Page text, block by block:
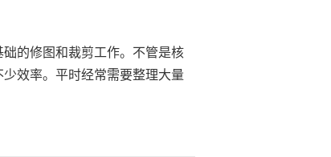
的修图和裁剪工作。不管是核
效率。平时经常需要整理大量